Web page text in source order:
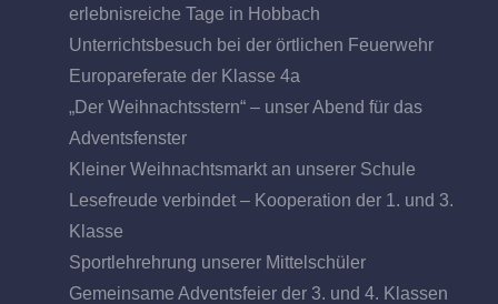
erlebnisreiche Tage in Hobbach
Unterrichtsbesuch bei der örtlichen Feuerwehr
Europareferate der Klasse 4a
„Der Weihnachtsstern“ – unser Abend für das
Adventsfenster
Kleiner Weihnachtsmarkt an unserer Schule
Lesefreude verbindet – Kooperation der 1. und 3.
Klasse
Sportlehrehrung unserer Mittelschüler
Gemeinsame Adventsfeier der 3. und 4. Klassen